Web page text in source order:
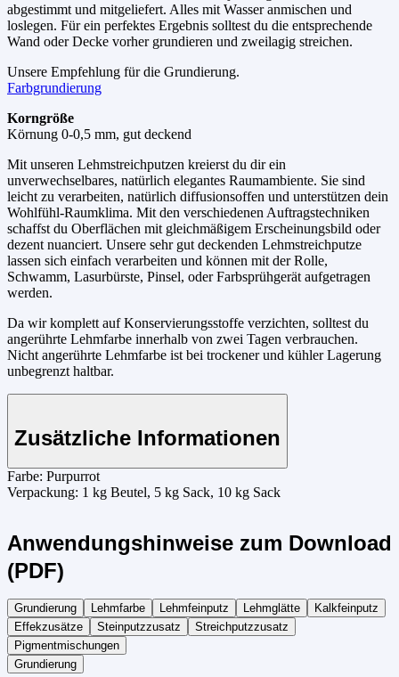
abgestimmt und mitgeliefert. Alles mit Wasser anmischen und
loslegen. Für ein perfektes Ergebnis solltest du die entsprechende
Wand oder Decke vorher grundieren und zweilagig streichen.
Unsere Empfehlung für die Grundierung.
Farbgrundierung
Korngröße
Körnung 0-0,5 mm, gut deckend
Mit unseren Lehmstreichputzen kreierst du dir ein
unverwechselbares, natürlich elegantes Raumambiente. Sie sind
leicht zu verarbeiten, natürlich diffusionsoffen und unterstützen dein
Wohlfühl-Raumklima. Mit den verschiedenen Auftragstechniken
schaffst du Oberflächen mit gleichmäßigem Erscheinungsbild oder
dezent nuanciert. Unsere sehr gut deckenden Lehmstreichputze
lassen sich einfach verarbeiten und können mit der Rolle,
Schwamm, Lasurbürste, Pinsel, oder Farbsprühgerät aufgetragen
werden.
Da wir komplett auf Konservierungsstoffe verzichten, solltest du
angerührte Lehmfarbe innerhalb von zwei Tagen verbrauchen.
Nicht angerührte Lehmfarbe ist bei trockener und kühler Lagerung
unbegrenzt haltbar.
Zusätzliche Informationen
Farbe: Purpurrot
Verpackung: 1 kg Beutel, 5 kg Sack, 10 kg Sack
Anwendungshinweise zum Download
(PDF)
Grundierung Lehmfarbe Lehmfeinputz Lehmglätte
Kalkfeinputz
Effekzusätze
Steinputzzusatz
Streichputzzusatz
Pigmentmischungen
Grundierung